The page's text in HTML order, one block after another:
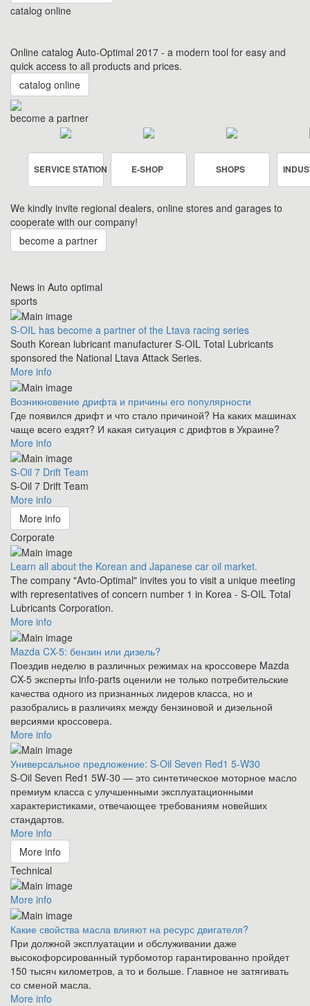
catalog online
Online catalog Auto-Optimal 2017 - a modern tool for easy and
quick access to all products and prices.
catalog online
become a partner
SERVICE STATION E-SHOP SHOPS
We kindly invite regional dealers, online stores and garages to
cooperate with our company!
become a partner
News in Auto optimal
sports
S-OIL has become a partner of the Ltava racing series
South Korean lubricant manufacturer S-OIL Total Lubricants
sponsored the National Ltava Attack Series.
More info
Возникновение дрифта и причины его популярности
Где появился дрифт и что стало причиной? На каких машинах
чаще всего ездят? И какая ситуация с дрифтов в Украине?
More info
S-Oil 7 Drift Team
S-Oil 7 Drift Team
More info
More info
Corporate
Learn all about the Korean and Japanese car oil market.
The company "Avto-Optimal" invites you to visit a unique meeting
with representatives of concern number 1 in Korea - S-OIL Total
Lubricants Corporation.
More info
Mazda CX-5: бензин или дизель?
Поездив неделю в различных режимах на кроссовере Mazda
CX-5 эксперты info-parts оценили не только потребительские
качества одного из признанных лидеров класса, но и
разобрались в различиях между бензиновой и дизельной
версиями кроссовера.
More info
Универсальное предложение: S-Oil Seven Red1 5-W30
S-Oil Seven Red1 5W-30 — это синтетическое моторное масло
премиум класса с улучшенными эксплуатационными
характеристиками, отвечающее требованиям новейших
стандартов.
More info
More info
Technical
More info
Какие свойства масла влияют на ресурс двигателя?
При должной эксплуатации и обслуживании даже
высокофорсированный турбомотор гарантированно пройдет
150 тысяч километров, а то и больше. Главное не затягивать
со сменой масла.
More info